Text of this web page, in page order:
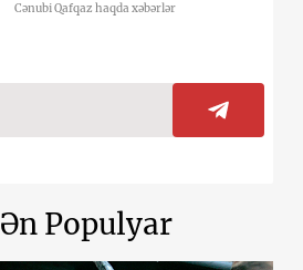
Cənubi Qafqaz haqda xəbərlər
Ən Populyar